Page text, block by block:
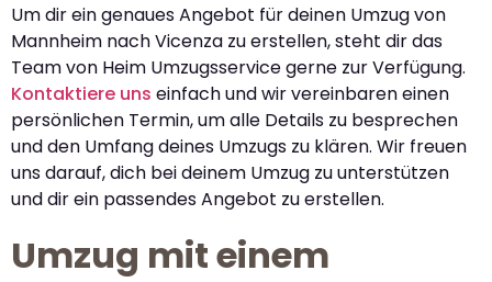
Um dir ein genaues Angebot für deinen Umzug von
Mannheim nach Vicenza zu erstellen, steht dir das
Team von Heim Umzugsservice gerne zur Verfügung.
Kontaktiere uns einfach und wir vereinbaren einen
persönlichen Termin, um alle Details zu besprechen
und den Umfang deines Umzugs zu klären. Wir freuen
uns darauf, dich bei deinem Umzug zu unterstützen
und dir ein passendes Angebot zu erstellen.
Umzug mit einem